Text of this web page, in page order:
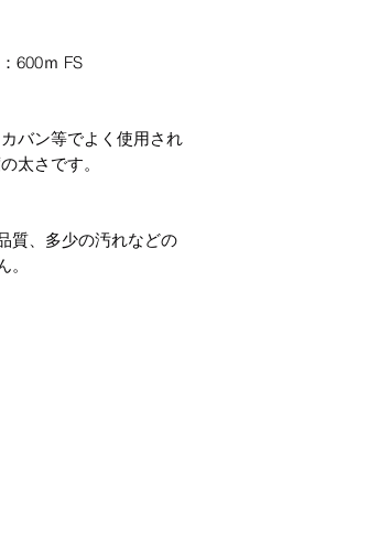
ｍ FS
バン等でよく使用され
太さです。
質、多少の汚れなどの